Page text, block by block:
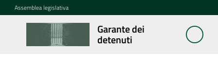
Vai al contenuto
Vai alla navigazione
Vai al footer
Assemblea legislativa
Garante dei
detenuti
Garante
dei